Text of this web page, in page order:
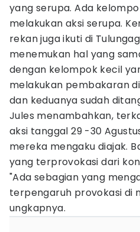
yang serupa. Ada
melakukan aksi serupa.
rekan juga ikuti di
menemukan hal yang
dengan kelompok kecil
melakukan pembakaran
dan keduanya sudah
Jules menambahkan,
aksi tanggal 29 -30
mereka mengaku diajak.
yang terprovokasi dari
"Ada sebagian yang
terpengaruh provokasi di
ungkapnya.